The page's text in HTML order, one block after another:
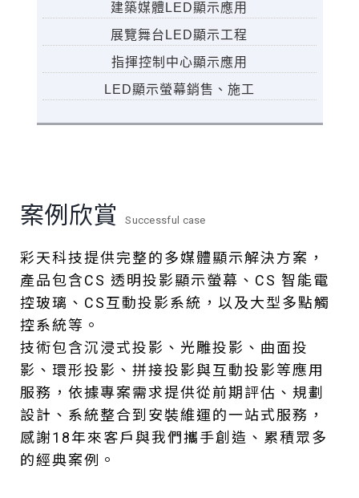
建築媒體LED顯示應用
展覽舞台LED顯示工程
指揮控制中心顯示應用
LED顯示螢幕銷售、施工
案例欣賞 Successful case
彩天科技提供完整的多媒體顯示解決方案，
產品包含CS 透明投影顯示螢幕、CS 智能電
控玻璃、CS互動投影系統，以及大型多點觸
控系統等。
技術包含沉浸式投影、光雕投影、曲面投
影、環形投影、拼接投影與互動投影等應用
服務，依據專案需求提供從前期評估、規劃
設計、系統整合到安裝維運的一站式服務，
感謝18年來客戶與我們攜手創造、累積眾多
的經典案例。